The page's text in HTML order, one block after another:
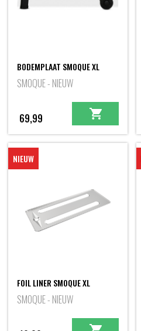
BODEMPLAAT SMOQUE XL
SMOQUE - NIEUW
69,99
NIEUW
FOIL LINER SMOQUE XL
SMOQUE - NIEUW